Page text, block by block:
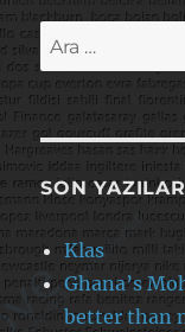
Ara:
SON YAZILAR
Klas
Ghana’s
better than